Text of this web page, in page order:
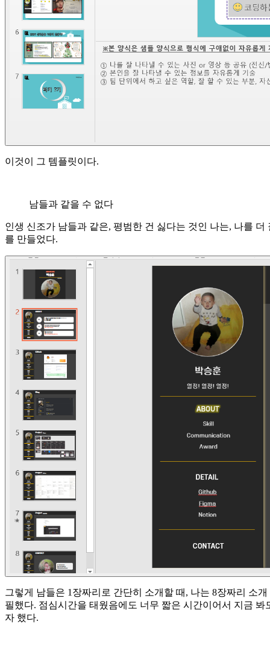
이것이 그 템플릿이다.
남들과 같을 수 없다
인생 신조가 남들과 같은, 평범한 건 싫다는 것인 나는, 나를
를 만들었다.
그렇게 남들은 1장짜리로 간단히 소개할 때, 나는 8장짜리 소
필했다. 점심시간을 태웠음에도 너무 짧은 시간이어서 지금
자 했다.